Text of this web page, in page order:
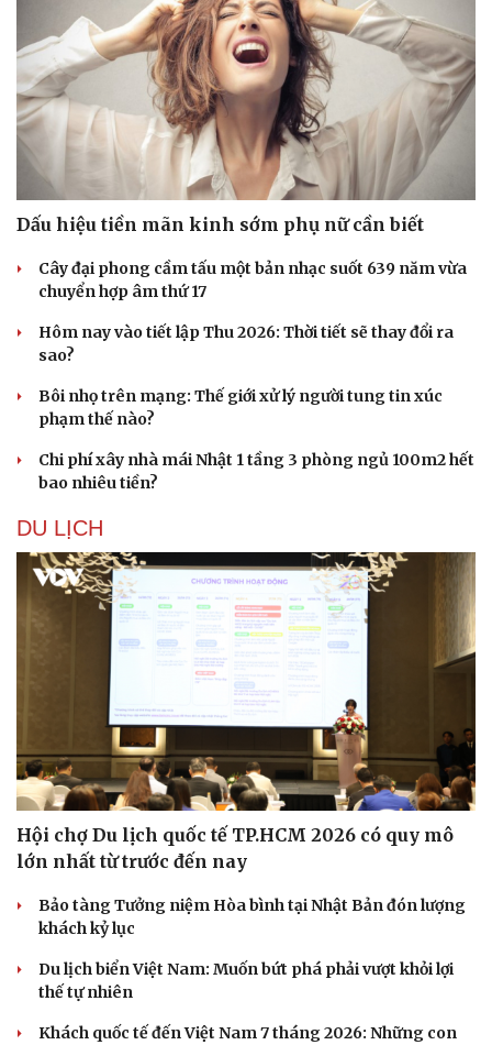
Sức khỏe
Cây thuốc
Đời sống
Blog
Dấu hiệu tiền mãn kinh sớm phụ nữ cần biết
Cây đại phong cầm tấu một bản nhạc suốt 639 năm vừa
chuyển hợp âm thứ 17
Hôm nay vào tiết lập Thu 2026: Thời tiết sẽ thay đổi ra
sao?
Bôi nhọ trên mạng: Thế giới xử lý người tung tin xúc
phạm thế nào?
Chi phí xây nhà mái Nhật 1 tầng 3 phòng ngủ 100m2 hết
bao nhiêu tiền?
DU LỊCH
Hội chợ Du lịch quốc tế TP.HCM 2026 có quy mô
lớn nhất từ trước đến nay
Bảo tàng Tưởng niệm Hòa bình tại Nhật Bản đón lượng
khách kỷ lục
Du lịch biển Việt Nam: Muốn bứt phá phải vượt khỏi lợi
thế tự nhiên
Khách quốc tế đến Việt Nam 7 tháng 2026: Những con